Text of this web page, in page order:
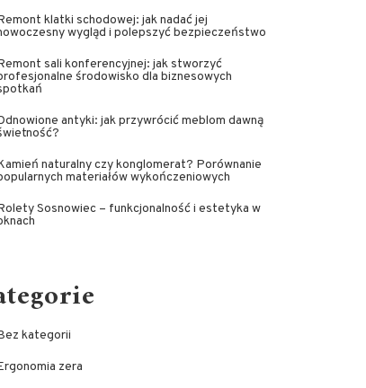
klatki schodowej: jak nadać jej
wygląd i polepszyć bezpieczeństwo
sali konferencyjnej: jak stworzyć
środowisko dla biznesowych
antyki: jak przywrócić meblom dawną
naturalny czy konglomerat? Porównanie
materiałów wykończeniowych
Sosnowiec – funkcjonalność i estetyka w
kategorii
zera